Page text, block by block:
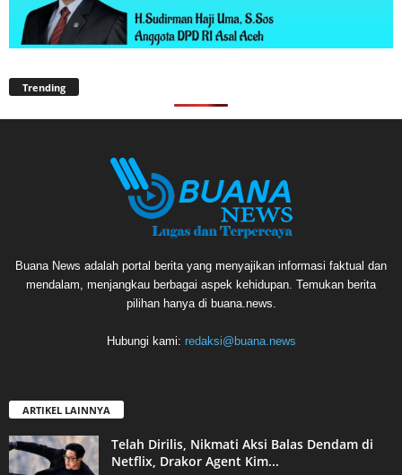
Trending
Buana News adalah portal berita yang menyajikan informasi faktual dan
mendalam, menjangkau berbagai aspek kehidupan. Temukan berita
pilihan hanya di buana.news.
Hubungi kami: redaksi@buana.news
ARTIKEL LAINNYA
Telah Dirilis, Nikmati Aksi Balas Dendam di
Netflix, Drakor Agent Kim...